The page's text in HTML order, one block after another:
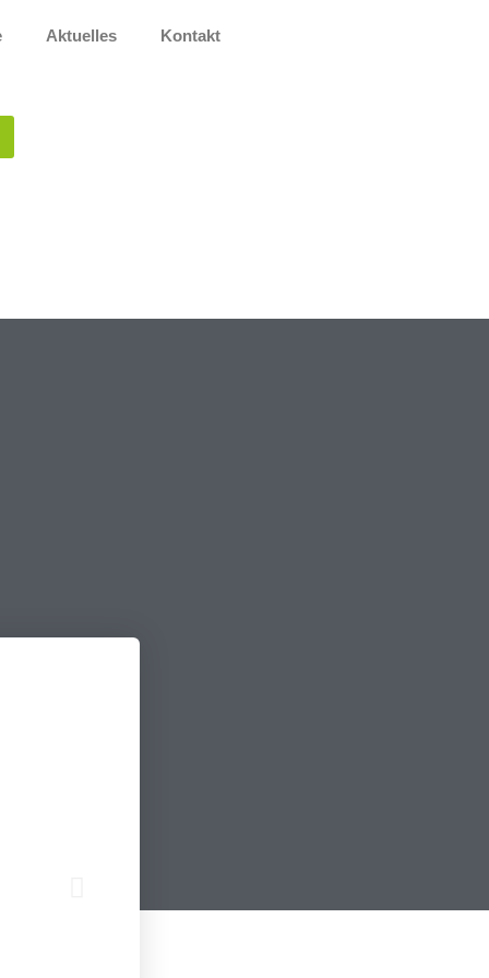
Aktuelles Kontakt